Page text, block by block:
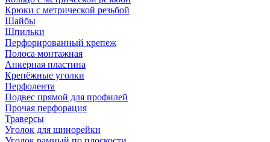
Крюки с метрической резьбой
Шайбы
Шпильки
Перфорированный крепеж
Полоса монтажная
Анкерная пластина
Крепёжные уголки
Перфолента
Подвес прямой для профилей
Прочая перфорация
Траверсы
Уголок для шинорейки